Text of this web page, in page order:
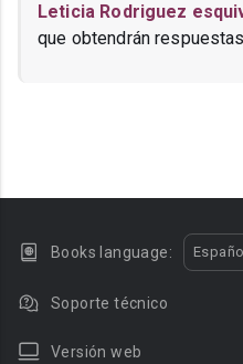
Leticia Rodriguez
que obtendrán
Books language: Español
Soporte técnico
Versión web